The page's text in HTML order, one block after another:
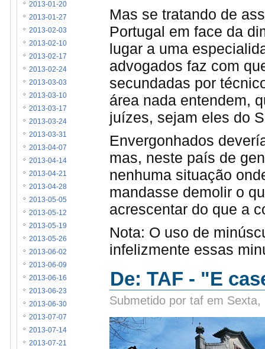
Mas se tratando de
Portugal em face da
lugar a uma
advogados faz com
secundadas por
área nada entendem,
juízes, sejam eles do
Envergonhados
mas, neste país de
nenhuma situação
mandasse demolir o
acrescentar do que a
Nota: O uso de
infelizmente essas
De: TAF - "E
Submetido por taf em
2013-01-20
2013-01-27
2013-02-03
2013-02-10
2013-02-17
2013-02-24
2013-03-03
2013-03-10
2013-03-17
2013-03-24
2013-03-31
2013-04-07
2013-04-14
2013-04-21
2013-04-28
2013-05-05
2013-05-12
2013-05-19
2013-05-26
2013-06-02
2013-06-09
2013-06-16
2013-06-23
2013-06-30
2013-07-07
2013-07-14
2013-07-21